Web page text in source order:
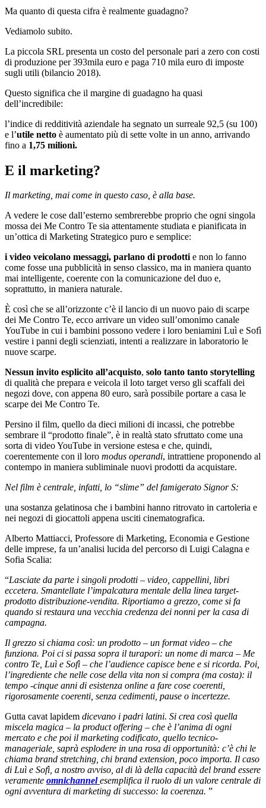
Ma quanto di questa cifra è realmente guadagno?
Vediamolo subito.
La piccola SRL presenta un costo del personale pari a zero con costi
di produzione per 393mila euro e paga 710 mila euro di imposte
sugli utili (bilancio 2018).
Questo significa che il margine di guadagno ha quasi
dell’incredibile:
l’indice di redditività aziendale ha segnato un surreale 92,5 (su 100)
e l’utile netto è aumentato più di sette volte in un anno, arrivando
fino a 1,75 milioni.
E il marketing?
Il marketing, mai come in questo caso, è alla base.
A vedere le cose dall’esterno sembrerebbe proprio che ogni singola
mossa dei Me Contro Te sia attentamente studiata e pianificata in
un’ottica di Marketing Strategico puro e semplice:
i video veicolano messaggi, parlano di prodottie non lo fanno
come fosse una pubblicità in senso classico, ma in maniera quanto
mai intelligente, coerente con la comunicazione del duo e,
soprattutto, in maniera naturale.
È così che se all’orizzonte c’è il lancio di un nuovo paio di scarpe
dei Me Contro Te, ecco arrivare un video sull’omonimo canale
YouTube in cui i bambini possono vedere i loro beniamini Luì e Sofì
vestire i panni degli scienziati, intenti a realizzare in laboratorio le
nuove scarpe.
Nessun invito esplicito all’acquisto, solo tanto tanto storytelling
di qualità che prepara e veicola il loto target verso gli scaffali dei
negozi dove, con appena 80 euro, sarà possibile portare a casa le
scarpe dei Me Contro Te.
Persino il film, quello da dieci milioni di incassi, che potrebbe
sembrare il “prodotto finale”, è in realtà stato sfruttato come una
sorta di video YouTube in versione estesa e che, quindi,
coerentemente con il loro modus operandi, intrattiene proponendo al
contempo in maniera subliminale nuovi prodotti da acquistare.
Nel film è centrale, infatti, lo “slime” del famigerato Signor S:
una sostanza gelatinosa che i bambini hanno ritrovato in cartoleria e
nei negozi di giocattoli appena usciti cinematografica.
Alberto Mattiacci, Professore di Marketing, Economia e Gestione
delle imprese, fa un’analisi lucida del percorso di Luigi Calagna e
Sofia Scalia:
“Lasciate da parte i singoli prodotti – video, cappellini, libri
eccetera. Smantellate l’impalcatura mentale della linea target-
prodotto distribuzione-vendita. Riportiamo a grezzo, come si fa
quando si restaura una vecchia credenza dei nonni per la casa di
campagna.
Il grezzo si chiama così: un prodotto – un format video – che
funziona. Poi ci si passa sopra il turapori: un nome di marca – Me
contro Te, Luì e Sofì – che l’audience capisce bene e si ricorda. Poi,
l’ingrediente che nelle cose della vita non si compra (ma costa): il
tempo -cinque anni di esistenza online a fare cose coerenti,
rigorosamente coerenti, senza cedimenti, pause o incertezze.
Gutta cavat lapidem dicevano i padri latini. Si crea così quella
miscela magica – la product offering – che è l’anima di ogni
mercato e che poi il marketing codificato, quello tecnico-
manageriale, saprà esplodere in una rosa di opportunità: c’è chi le
chiama brand stretching, chi brand extension, poco importa. Il caso
di Luì e Sofì, a nostro avviso, al di là della capacità del brand essere
veramente omnichannel esemplifica il ruolo di un valore centrale di
ogni avventura di marketing di successo: la coerenza. ”